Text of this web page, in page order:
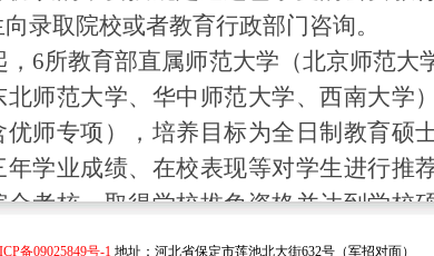
录取院校或者教育行政部门咨询。
，6所教育部直属师范大学（北京师范大
北师范大学、华中师范大学、西南大学
优师专项），培养目标为全日制教育硕
年学业成绩、在校表现等对学生进行推
合考核，取得学校推免资格并达到学校
全日制教育硕士专业学位研究生，并
备09025849号-1 地址：河北省保定市莲池北大街632号（军招对面）